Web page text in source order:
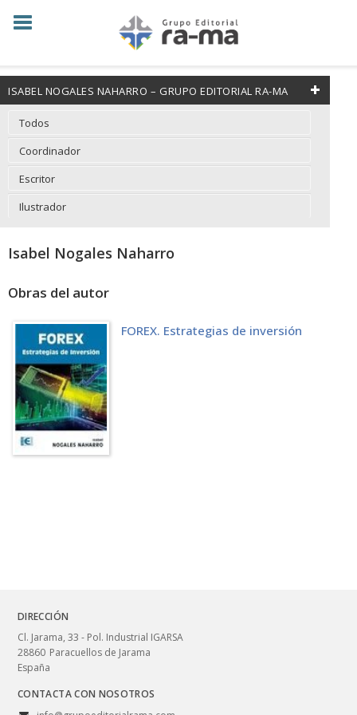
ISABEL NOGALES NAHARRO – GRUPO EDITORIAL RA-MA
Todos
Coordinador
Escritor
Ilustrador
Isabel Nogales Naharro
Obras del autor
FOREX. Estrategias de inversión
DIRECCIÓN
Cl. Jarama, 33 - Pol. Industrial IGARSA
28860 Paracuellos de Jarama
España
CONTACTA CON NOSOTROS